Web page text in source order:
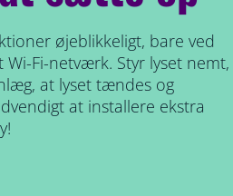
øjeblikkeligt, bare ved
Fi-netværk. Styr lyset nemt,
at lyset tændes og
at installere ekstra